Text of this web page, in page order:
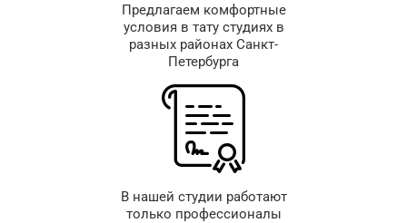
Предлагаем комфортные
условия в тату студиях в
разных районах Санкт-
Петербурга
В нашей студии работают
только профессионалы